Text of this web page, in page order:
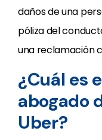
daños de una
póliza del
una reclamación
¿Cuál es
abogado
Uber?